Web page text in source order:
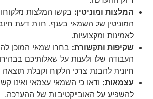
המלצות ומוניטין:בקשו המלצות
המוניטין של השמאי בענף. חוות דעת
לאמינות ומקצועיות.
שקיפות ותקשורת:בחרו שמאי המוכן
העבודה שלו ולענות על שאלותיכם
חיונית להבנת צרכי הלקוח וקבלת תוצאה
עצמאות:ודאו כי השמאי עצמאי ואינו
להשפיע על האובייקטיביות של ההערכה.